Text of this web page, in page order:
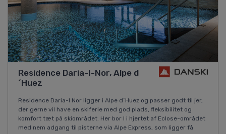
Residence Daria-I-Nor, Alpe d
´Huez
Residence Daria-I Nor ligger i Alpe d´Huez og passer godt til jer,
der gerne vil have en skiferie med god plads, fleksibilitet og
komfort tæt på skiområdet. Her bor I i hjertet af Eclose-området
med nem adgang til pisterne via Alpe Express, som ligger få